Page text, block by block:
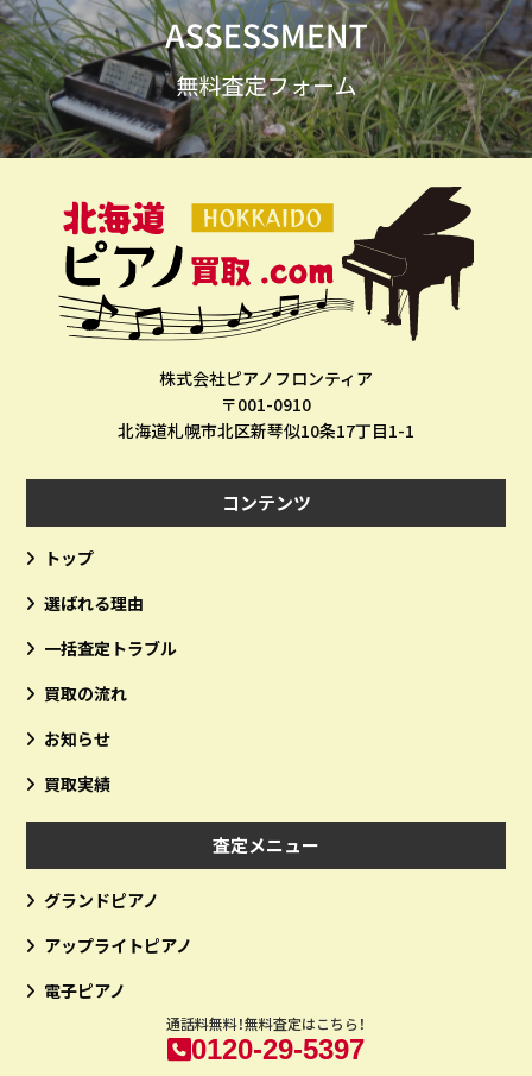
株式会社ピアノフロンティア
〒001-0910
北海道札幌市北区新琴似10条17丁目1-1
コンテンツ
トップ
選ばれる理由
一括査定トラブル
買取の流れ
お知らせ
買取実績
査定メニュー
グランドピアノ
アップライトピアノ
電子ピアノ
通話料無料！無料査定はこちら！
0120-29-5397